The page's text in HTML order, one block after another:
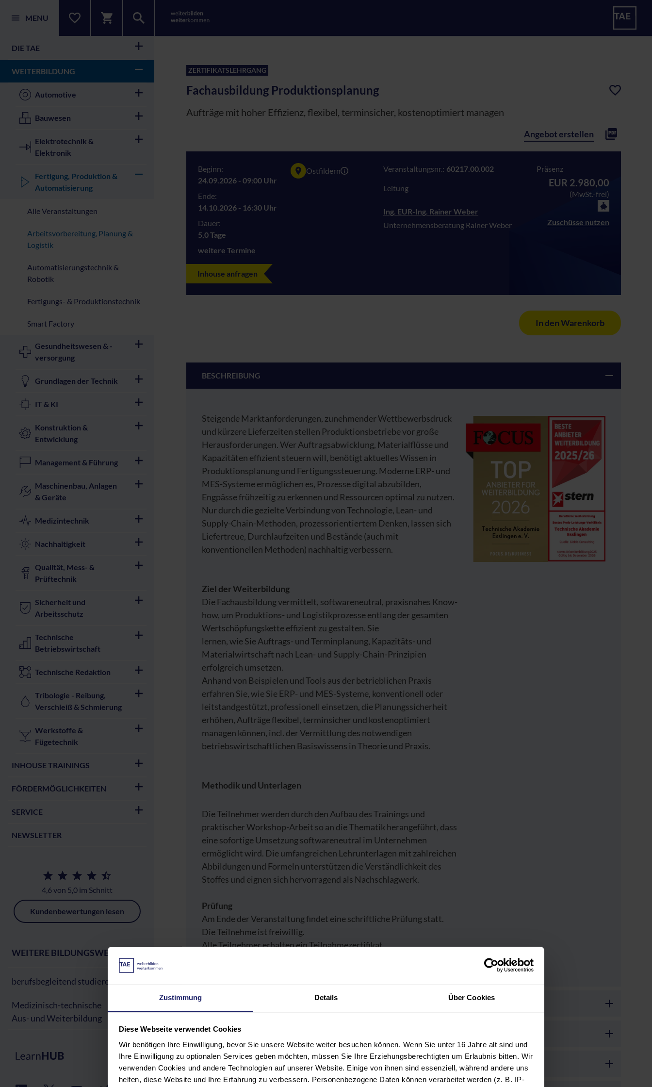
Zustimmung Details Über Cookies
Diese Webseite verwendet Cookies
Wir benötigen Ihre Einwilligung, bevor Sie unsere Website weiter besuchen können. Wenn Sie unter 16 Jahre alt sind und
Ihre Einwilligung zu optionalen Services geben möchten, müssen Sie Ihre Erziehungsberechtigten um Erlaubnis bitten. Wir
verwenden Cookies und andere Technologien auf unserer Website. Einige von ihnen sind essenziell, während andere uns
helfen, diese Website und Ihre Erfahrung zu verbessern. Personenbezogene Daten können verarbeitet werden (z. B. IP-
MENU
DIE TAE
WEITERBILDUNG
Automotive
Bauwesen
Elektrotechnik &
Elektronik
Fertigung, Produktion &
Automatisierung
Alle Veranstaltungen
Arbeitsvorbereitung, Planung &
Logistik
Automatisierungstechnik &
Robotik
Fertigungs- & Produktionstechnik
Smart Factory
Gesundheitswesen & -
versorgung
Grundlagen der Technik
IT & KI
Konstruktion &
Entwicklung
Management & Führung
Maschinenbau, Anlagen
& Geräte
Medizintechnik
Nachhaltigkeit
Qualität, Mess- &
Prüftechnik
Sicherheit und
Arbeitsschutz
Technische
Betriebswirtschaft
Technische Redaktion
Tribologie - Reibung,
Verschleiß & Schmierung
Werkstoffe &
Fügetechnik
INHOUSE TRAININGS
FÖRDERMÖGLICHKEITEN
SERVICE
NEWSLETTER
4,6 von 5,0 im Schnitt
Kundenbewertungen lesen
WEITERE BILDUNGSWEGE:
berufsbegleitend studieren
Medizinisch-technische
Aus- und Weiterbildung
ZERTIFIKATSLEHRGANG
Fachausbildung Produktionsplanung
Aufträge mit hoher Effizienz, flexibel, terminsicher, kostenoptimiert managen
Angebot erstellen
Beginn:
24.09.2026 - 09:00 Uhr
Ende:
14.10.2026 - 16:30 Uhr
Dauer:
5,0 Tage
weitere Termine
Ostfildern Veranstaltungsnr.: 60217.00.002
Leitung
Ing. EUR-Ing. Rainer Weber
Unternehmensberatung Rainer Weber
Präsenz
EUR 2.980,00
(MwSt.-frei)
Zuschüsse nutzen
Inhouse anfragen
In den Warenkorb
BESCHREIBUNG
Steigende Marktanforderungen, zunehmender Wettbewerbsdruck
und kürzere Lieferzeiten stellen Produktionsbetriebe vor große
Herausforderungen. Wer Auftragsabwicklung, Materialflüsse und
Kapazitäten effizient steuern will, benötigt aktuelles Wissen in
Produktionsplanung und Fertigungssteuerung. Moderne ERP- und
MES-Systeme ermöglichen es, Prozesse digital abzubilden,
Engpässe frühzeitig zu erkennen und Ressourcen optimal zu nutzen.
Nur durch die gezielte Verbindung von Technologie, Lean- und
Supply-Chain-Methoden, prozessorientiertem Denken, lassen sich
Liefertreue, Durchlaufzeiten und Bestände (auch mit
konventionellen Methoden) nachhaltig verbessern.
Ziel der Weiterbildung
Die Fachausbildung vermittelt, softwareneutral, praxisnahes Know-
how, um Produktions- und Logistikprozesse entlang der gesamten
Wertschöpfungskette effizient zu gestalten. Sie
lernen, wie Sie Auftrags- und Terminplanung, Kapazitäts- und
Materialwirtschaft nach Lean- und Supply-Chain-Prinzipien
erfolgreich umsetzen.
Anhand von Beispielen und Tools aus der betrieblichen Praxis
erfahren Sie, wie Sie ERP- und MES-Systeme, konventionell oder
leitstandgestützt, professionell einsetzen, die Planungssicherheit
erhöhen, Aufträge flexibel, terminsicher und kostenoptimiert
managen können, incl. der Vermittlung des notwendigen
betriebswirtschaftlichen Basiswissens in Theorie und Praxis.
Methodik und Unterlagen
Die Teilnehmer werden durch den Aufbau des Trainings und
praktischer Workshop-Arbeit so an die Thematik herangeführt, dass
eine sofortige Umsetzung softwareneutral im Unternehmen
ermöglicht wird. Die umfangreichen Lehrunterlagen mit zahlreichen
Abbildungen und Formeln unterstützen die Verständlichkeit des
Stoffes und eignen sich hervorragend als Nachschlagwerk.
Prüfung
Am Ende der Veranstaltung findet eine schriftliche Prüfung statt.
Die Teilnehme ist freiwillig.
Alle Teilnehmer erhalten ein Teilnahmezertifikat.
TEILNEHMER:INNENKREIS
REFERENT:INNEN